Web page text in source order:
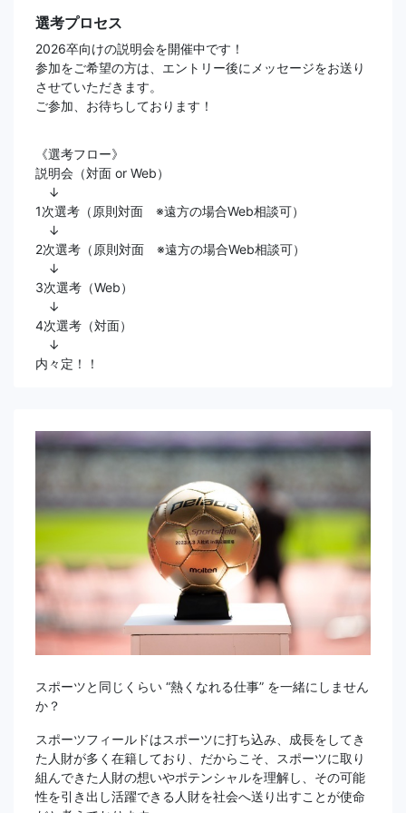
選考プロセス
2026卒向けの説明会を開催中です！
参加をご希望の方は、エントリー後にメッセージをお送り
させていただきます。
ご参加、お待ちしております！
《選考フロー》
説明会（対面 or Web）
↓
1次選考（原則対面 ※遠方の場合Web相談可）
↓
2次選考（原則対面 ※遠方の場合Web相談可）
↓
3次選考（Web）
↓
4次選考（対面）
↓
内々定！！
スポーツと同じくらい “熱くなれる仕事” を一緒にしません
か？
スポーツフィールドはスポーツに打ち込み、成長をしてき
た人財が多く在籍しており、だからこそ、スポーツに取り
組んできた人財の想いやポテンシャルを理解し、その可能
性を引き出し活躍できる人財を社会へ送り出すことが使命